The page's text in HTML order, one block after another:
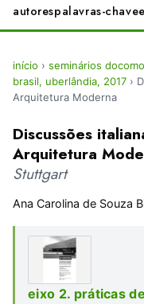
autorespalavras-chave
início › seminários
brasil, uberlândia, 2017 ›
Arquitetura Moderna
Discussões
Arquitetura
Stuttgart
Ana Carolina de Souza
eixo 2. práticas